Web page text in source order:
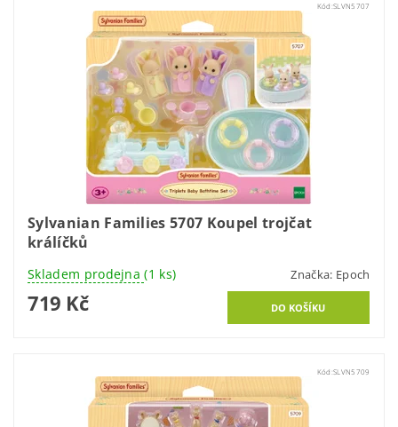
Kód:SLVN5707
Sylvanian Families 5707 Koupel trojčat
králíčků
Skladem prodejna(1 ks) Značka: Epoch
719 Kč
Kód: SLVN5709